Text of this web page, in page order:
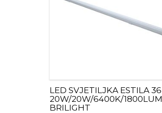
LED SVJETILJKA ESTILA 36
20W/20W/6400K/1800LUM
BRILIGHT